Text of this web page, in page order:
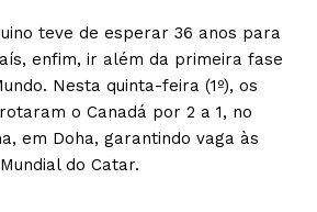
teve de esperar 36 anos para
enfim, ir além da primeira fase
Nesta quinta-feira (1º), os
o Canadá por 2 a 1, no
em Doha, garantindo vaga às
do Catar.